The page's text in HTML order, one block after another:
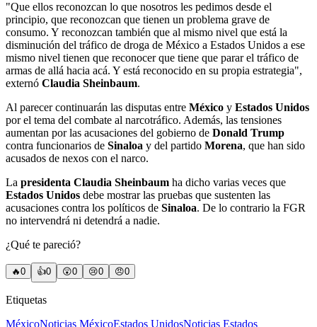
"Que ellos reconozcan lo que nosotros les pedimos desde el
principio, que reconozcan que tienen un problema grave de
consumo. Y reconozcan también que al mismo nivel que está la
disminución del tráfico de droga de México a Estados Unidos a ese
mismo nivel tienen que reconocer que tiene que parar el tráfico de
armas de allá hacia acá. Y está reconocido en su propia estrategia",
externó Claudia Sheinbaum.
Al parecer continuarán las disputas entre México y Estados Unidos
por el tema del combate al narcotráfico. Además, las tensiones
aumentan por las acusaciones del gobierno de Donald Trump
contra funcionarios de Sinaloa y del partido Morena, que han sido
acusados de nexos con el narco.
La presidenta Claudia Sheinbaum ha dicho varias veces que
Estados Unidos debe mostrar las pruebas que sustenten las
acusaciones contra los políticos de Sinaloa. De lo contrario la FGR
no intervendrá ni detendrá a nadie.
¿Qué te pareció?
🔥0 👍0 😲0 😢0 😠0
Etiquetas
MéxicoNoticias MéxicoEstados UnidosNoticias Estados